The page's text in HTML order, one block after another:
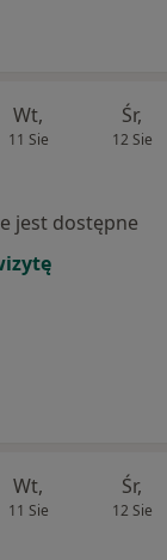
Wt,
11 Sie
Śr,
12 Sie
jest dostępne
Wt,
11 Sie
Śr,
12 Sie